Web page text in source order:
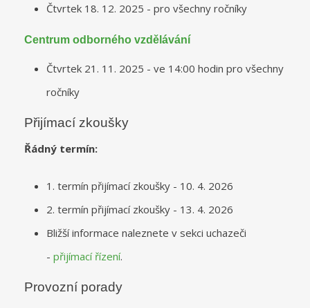
Čtvrtek 18. 12. 2025 - pro všechny ročníky
Centrum odborného vzdělávání
Čtvrtek 21. 11. 2025 - ve 14:00 hodin pro všechny
ročníky
Přijímací zkoušky
Řádný termín:
1. termín přijímací zkoušky - 10. 4. 2026
2. termín přijímací zkoušky - 13. 4. 2026
Bližší informace naleznete v sekci uchazeči
- přijímací řízení.
Provozní porady